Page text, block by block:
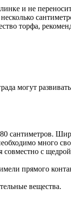
и не
торфа,
могут
сантиметров.
много
совместно с
прямого
вещества.